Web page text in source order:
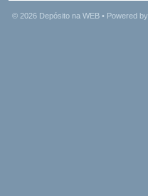
© 2026 Depósito na WEB • Powered by